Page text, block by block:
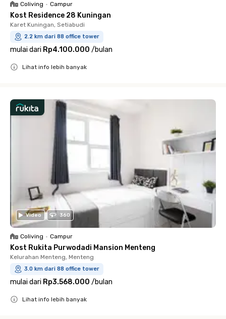
Coliving • Campur
Kost Residence 28 Kuningan
Karet Kuningan, Setiabudi
2.2 km dari 88 office tower
mulai dari Rp4.100.000 /bulan
Lihat info lebih banyak
Video 360
Coliving • Campur
Kost Rukita Purwodadi Mansion Menteng
Kelurahan Menteng, Menteng
3.0 km dari 88 office tower
mulai dari Rp3.568.000 /bulan
Lihat info lebih banyak